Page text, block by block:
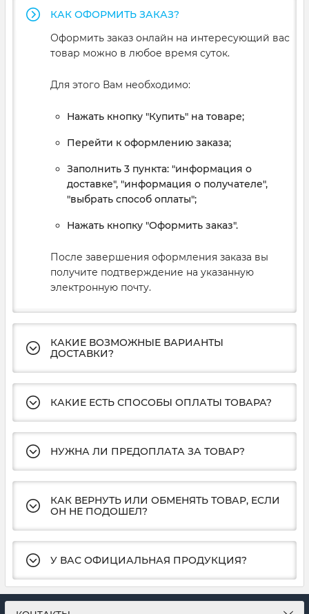
КАК ОФОРМИТЬ ЗАКАЗ?
Оформить заказ онлайн на интересующий вас
товар можно в любое время суток.
Для этого Вам необходимо:
Нажать кнопку "Купить" на товаре;
Перейти к оформлению заказа;
Заполнить 3 пункта: "информация о
доставке", "информация о получателе",
"выбрать способ оплаты";
Нажать кнопку "Оформить заказ".
После завершения оформления заказа вы
получите подтверждение на указанную
электронную почту.
КАКИЕ ВОЗМОЖНЫЕ ВАРИАНТЫ
ДОСТАВКИ?
КАКИЕ ЕСТЬ СПОСОБЫ ОПЛАТЫ ТОВАРА?
НУЖНА ЛИ ПРЕДОПЛАТА ЗА ТОВАР?
КАК ВЕРНУТЬ ИЛИ ОБМЕНЯТЬ ТОВАР, ЕСЛИ
ОН НЕ ПОДОШЕЛ?
У ВАС ОФИЦИАЛЬНАЯ ПРОДУКЦИЯ?